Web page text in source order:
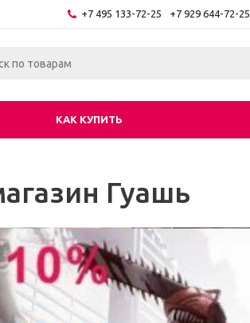
+7 495 133-72-25 +7 929 644-72-25
КАК КУПИТЬ
Гуашь